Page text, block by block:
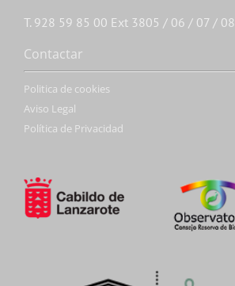
T. 928 59 85 00 Ext 3805 / 06 / 07 / 08
Contactar
Politica de cookies
Aviso Legal
Política de Privacidad